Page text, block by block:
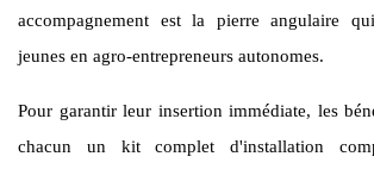
accompagnement est la pierre angulaire
jeunes en agro-entrepreneurs autonomes.
Pour garantir leur insertion immédiate, les
chacun un kit complet d'installation